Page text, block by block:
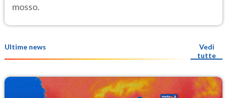
mosso.
Ultime news
Vedi
tutte